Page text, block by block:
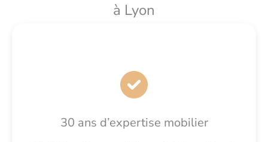
à Lyon
30 ans d’expertise mobilier